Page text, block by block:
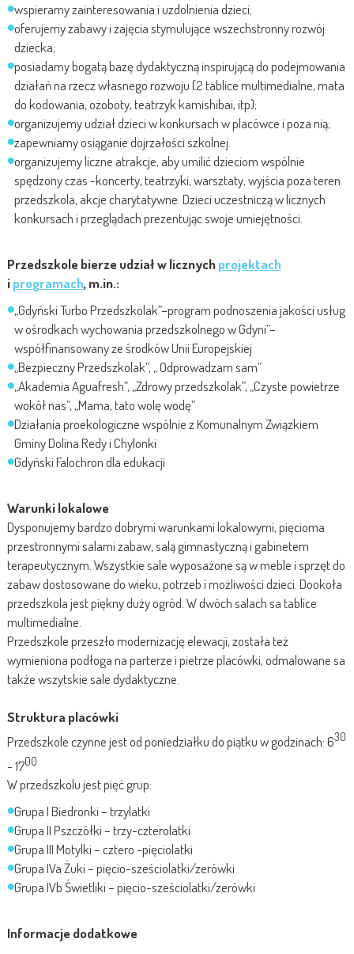
wspieramy zainteresowania i uzdolnienia dzieci;
oferujemy zabawy i zajęcia stymulujące wszechstronny rozwój
dziecka;
posiadamy bogatą bazę dydaktyczną inspirującą do podejmowania
działań na rzecz własnego rozwoju (2 tablice multimedialne, mata
do kodowania, ozoboty, teatrzyk kamishibai, itp);
organizujemy udział dzieci w konkursach w placówce i poza nią;
zapewniamy osiąganie dojrzałości szkolnej.
organizujemy liczne atrakcje, aby umilić dzieciom wspólnie
spędzony czas -koncerty, teatrzyki, warsztaty, wyjścia poza teren
przedszkola, akcje charytatywne. Dzieci uczestniczą w licznych
konkursach i przeglądach prezentując swoje umiejętności.
Przedszkole bierze udział w licznychprojektach
iprogramach, m.in.:
„Gdyński Turbo Przedszkolak”–program podnoszenia jakości usług
w ośrodkach wychowania przedszkolnego w Gdyni”–
współfinansowany ze środków Unii Europejskiej
„Bezpieczny Przedszkolak”, „ Odprowadzam sam”
„Akademia Aguafresh”, „Zdrowy przedszkolak”, „Czyste powietrze
wokół nas”, „Mama, tato wolę wodę”
Działania proekologiczne wspólnie z Komunalnym Związkiem
Gminy Dolina Redy i Chylonki
Gdyński Falochron dla edukacji
Warunki lokalowe
Dysponujemy bardzo dobrymi warunkami lokalowymi, pięcioma
przestronnymi salami zabaw, salą gimnastyczną i gabinetem
terapeutycznym. Wszystkie sale wyposażone są w meble i sprzęt do
zabaw dostosowane do wieku, potrzeb i możliwości dzieci. Dookoła
przedszkola jest piękny duży ogród. W dwóch salach sa tablice
multimedialne.
Przedszkole przeszło modernizację elewacji, została też
wymieniona podłoga na parterze i pietrze placówki, odmalowane sa
także wszytskie sale dydaktyczne.
Struktura placówki
Przedszkole czynne jest od poniedziałku do piątku w godzinach: 630
- 1700
W przedszkolu jest pięć grup:
Grupa I Biedronki – trzylatki
Grupa II Pszczółki – trzy-czterolatki
Grupa III Motylki – cztero -pięciolatki
Grupa IVa Żuki – pięcio-sześciolatki/zerówki
Grupa IVb Świetliki – pięcio-sześciolatki/zerówki
Informacje dodatkowe